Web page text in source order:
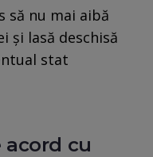
să nu mai aibă
și lasă deschisă
stat
acord cu